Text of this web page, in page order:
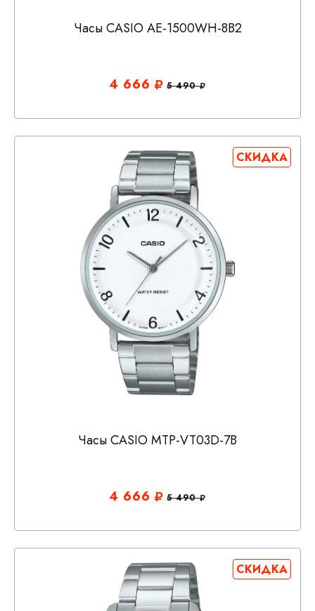
Часы CASIO AE-1500WH-8B2
4 666 5 490
СКИДКА
Часы CASIO MTP-VT03D-7B
4 666 5 490
СКИДКА